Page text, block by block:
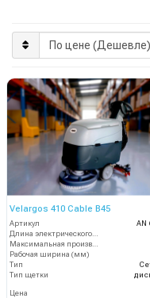
Velargos 410 Cable B45
Артикул
AN
Рабочая ширина (мм)
Тип
Тип щетки
Цена